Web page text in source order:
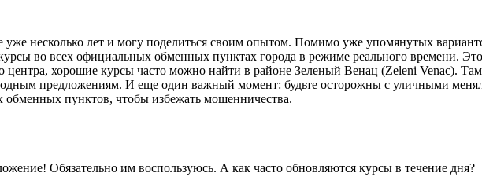
несколько лет и могу поделиться своим опытом. Помимо уже упомянутых
во всех официальных обменных пунктах города в режиме реального времени.
центра, хорошие курсы часто можно найти в районе Зеленый Венац (Zeleni Venac).
предложениям. И еще один важный момент: будьте осторожны с уличными
пунктов, чтобы избежать мошенничества.
Обязательно им воспользуюсь. А как часто обновляются курсы в течение дня?